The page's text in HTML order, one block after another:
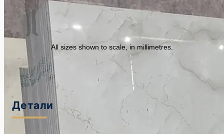
All sizes shown to scale, in millimetres.
Детали